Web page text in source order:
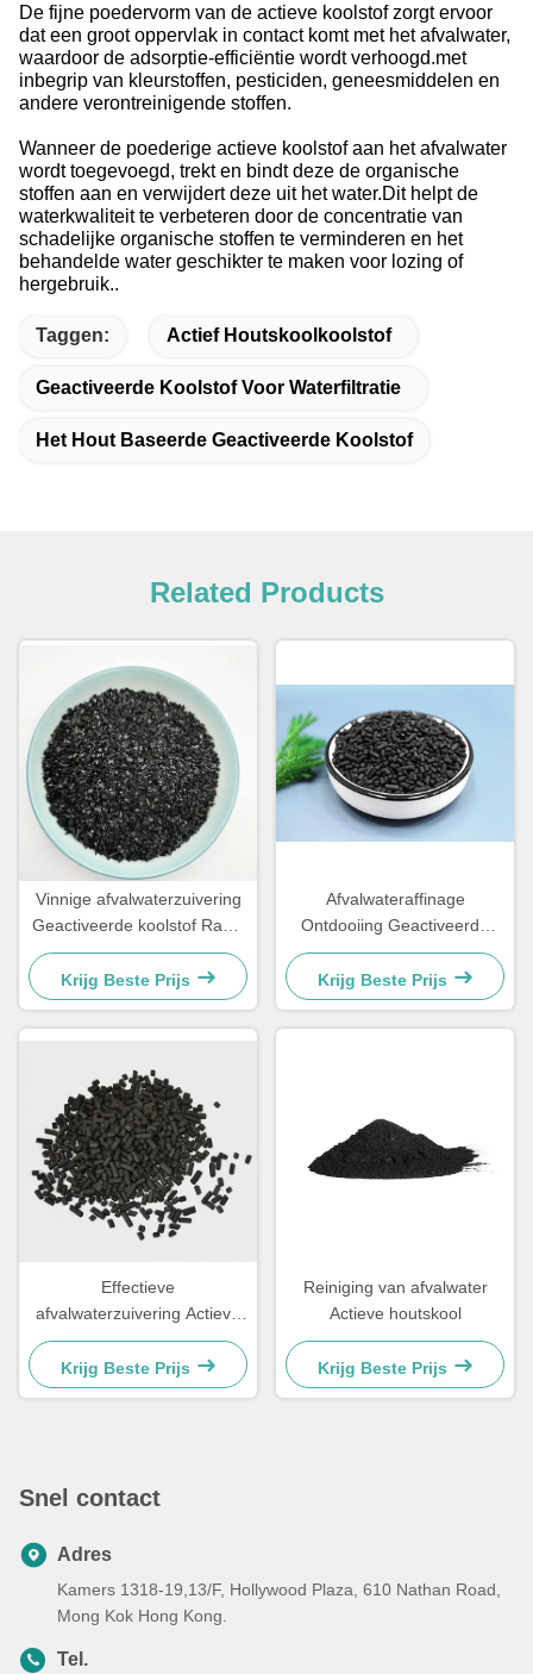
De fijne poedervorm van de actieve koolstof zorgt ervoor
dat een groot oppervlak in contact komt met het afvalwater,
waardoor de adsorptie-efficiëntie wordt verhoogd.met
inbegrip van kleurstoffen, pesticiden, geneesmiddelen en
andere verontreinigende stoffen.
Wanneer de poederige actieve koolstof aan het afvalwater
wordt toegevoegd, trekt en bindt deze de organische
stoffen aan en verwijdert deze uit het water.Dit helpt de
waterkwaliteit te verbeteren door de concentratie van
schadelijke organische stoffen te verminderen en het
behandelde water geschikter te maken voor lozing of
hergebruik..
Taggen: Actief Houtskoolkoolstof
Geactiveerde Koolstof Voor Waterfiltratie
Het Hout Baseerde Geactiveerde Koolstof
Related Products
Vinnige afvalwaterzuivering
Geactiveerde koolstof Rauw
hout Poedergeactiveerde
koolstof
Krijg Beste Prijs
Afvalwateraffinage
Ontdooiing Geactiveerde
kolenpellets Bulk
Krijg Beste Prijs
Effectieve
afvalwaterzuivering Actieve
koolstofpilaren Hout voor
verkleuring
Krijg Beste Prijs
Reiniging van afvalwater
Actieve houtskool
Krijg Beste Prijs
Snel contact
Adres
Kamers 1318-19,13/F, Hollywood Plaza, 610 Nathan Road,
Mong Kok Hong Kong.
Tel.